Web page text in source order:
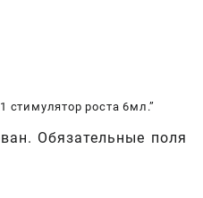
стимулятор роста 6мл.”
Обязательные поля